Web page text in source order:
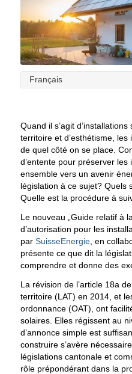
Français
Quand il s’agit
territoire et d’esthétisme,
de quel côté on se place.
d’entente pour préserver
ensemble vers un avenir
législation à ce sujet? Quels
Quelle est la procédure à
Le nouveau „Guide relatif à
d’autorisation pour les
par SuisseEnergie, en
présente ce que dit la
comprendre et donne des
La révision de l’article 18a
territoire (LAT) en 2014, et
ordonnance (OAT), ont
solaires. Elles régissent au
d’annonce simple est
construire s’avère
législations cantonale et
rôle prépondérant dans la